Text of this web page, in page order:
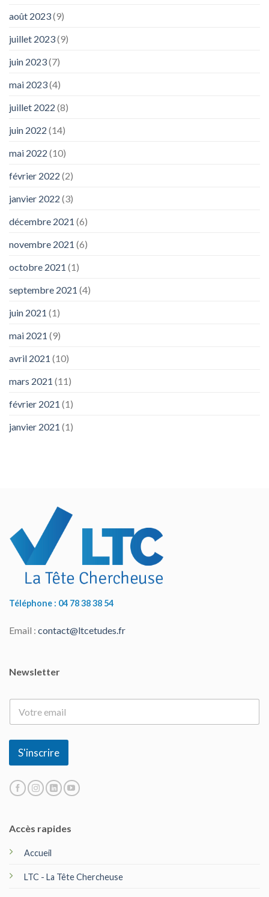
août 2023(9)
juillet 2023(9)
juin 2023(7)
mai 2023(4)
juillet 2022 (8)
juin 2022 (14)
mai 2022 (10)
février 2022 (2)
janvier 2022 (3)
décembre 2021 (6)
novembre 2021 (6)
octobre 2021 (1)
septembre 2021 (4)
juin 2021 (1)
mai 2021 (9)
avril 2021 (10)
mars 2021 (11)
février 2021 (1)
janvier 2021 (1)
Téléphone : 04 78 38 38 54
Email : contact@ltcetudes.fr
Accès rapides
Accueil
LTC - La Tête Chercheuse
Newsletter
E
m
a
S'inscrire